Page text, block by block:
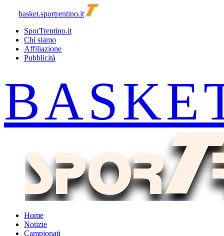
basket.sportrentino.it
SporTrentino.it
Chi siamo
Affiliazione
Pubblicità
Home
Notizie
Campionati